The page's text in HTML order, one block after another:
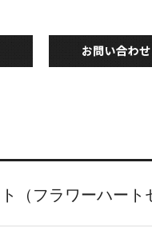
（フラワーハート